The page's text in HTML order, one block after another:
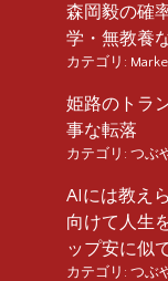
森岡毅の確
学・無教養
カテゴリ:
姫路のトラ
事な転落
カテゴリ: つぶ
AIには教え
向けて人生
ップ安に似
カテゴリ: つぶ